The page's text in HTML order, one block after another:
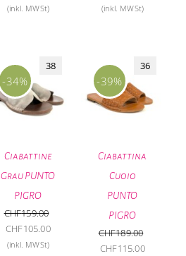
(inkl. MWSt) (inkl. MWSt)
-34%
Ciabattine
Grau PUNTO
PIGRO
38
CHF159.00
Ursprünglicher
Preis
CHF105.00Aktueller
(inkl. MWSt)
-39%
Ciabattina
Cuoio
PUNTO
PIGRO
36
CHF189.00
Ursprünglicher
CHF115.00Aktueller